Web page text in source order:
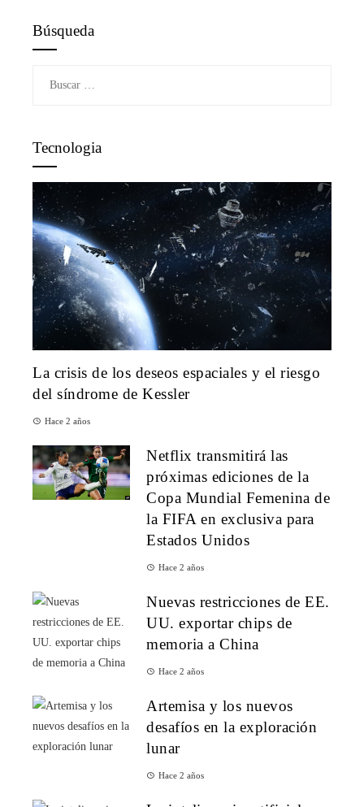
Búsqueda
Tecnologia
La crisis de los deseos espaciales y el riesgo
del síndrome de Kessler
Hace 2 años
Netflix transmitirá las
próximas ediciones de la
Copa Mundial Femenina de
la FIFA en exclusiva para
Estados Unidos
Hace 2 años
Nuevas restricciones de EE.
UU. exportar chips de
memoria a China
Hace 2 años
Artemisa y los nuevos
desafíos en la exploración
lunar
Hace 2 años